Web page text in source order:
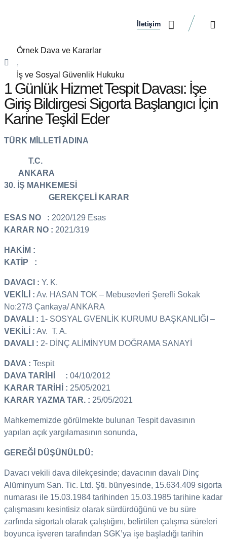
İletişim
Örnek Dava ve Kararlar
,
İş ve Sosyal Güvenlik Hukuku
1 Günlük Hizmet Tespit Davası: İşe
Giriş Bildirgesi Sigorta Başlangıcı İçin
Karine Teşkil Eder
TÜRK MİLLETİ ADINA
T.C.
ANKARA
30. İŞ MAHKEMESİ
GEREKÇELİ KARAR
ESAS NO : 2020/129 Esas
KARAR NO : 2021/319
HAKİM :
KATİP :
DAVACI : Y. K.
VEKİLİ : Av. HASAN TOK – Mebusevleri Şerefli Sokak
No:27/3 Çankaya/ ANKARA
DAVALI : 1- SOSYAL GVENLİK KURUMU BAŞKANLIĞI –
VEKİLİ : Av. T. A.
DAVALI : 2- DİNÇ ALİMİNYUM DOĞRAMA SANAYİ
DAVA : Tespit
DAVA TARİHİ : 04/10/2012
KARAR TARİHİ : 25/05/2021
KARAR YAZMA TAR. : 25/05/2021
Mahkememizde görülmekte bulunan Tespit davasının
yapılan açık yargılamasının sonunda,
GEREĞİ DÜŞÜNÜLDÜ:
Davacı vekili dava dilekçesinde; davacının davalı Dinç
Alüminyum San. Tic. Ltd. Şti. bünyesinde, 15.634.409 sigorta
numarası ile 15.03.1984 tarihinden 15.03.1985 tarihine kadar
çalışmasını kesintisiz olarak sürdürdüğünü ve bu süre
zarfında sigortalı olarak çalıştığını, belirtilen çalışma süreleri
boyunca işveren tarafından SGK’ya işe başladığı tarihin